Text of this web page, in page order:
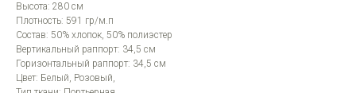
Высота: 280 см
Плотность: 591 гр/м.п
Состав: 50% хлопок, 50% полиэстер
Вертикальный раппорт: 34,5 см
Горизонтальный раппорт: 34,5 см
Цвет: Белый, Розовый,